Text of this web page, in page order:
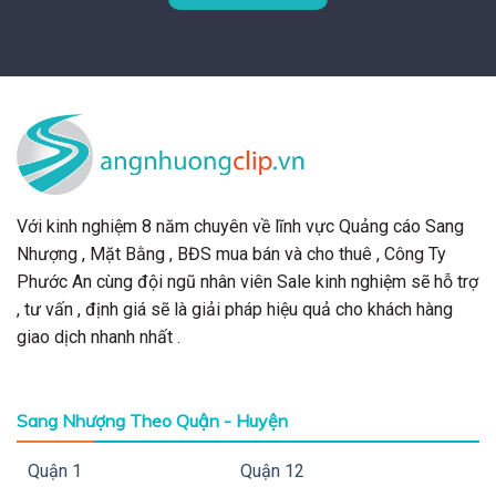
Với kinh nghiệm 8 năm chuyên về lĩnh vực Quảng cáo Sang
Nhượng , Mặt Bằng , BĐS mua bán và cho thuê , Công Ty
Phước An cùng đội ngũ nhân viên Sale kinh nghiệm sẽ hỗ trợ
, tư vấn , định giá sẽ là giải pháp hiệu quả cho khách hàng
giao dịch nhanh nhất .
Sang Nhượng Theo Quận - Huyện
Quận 1
Quận 12